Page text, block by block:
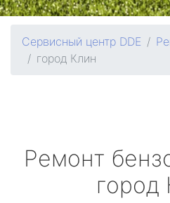
Сервисный центр DDE
город Клин
Ремонт
город